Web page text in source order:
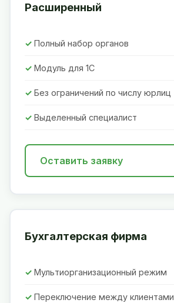
Расширенный
Полный набор органов
Модуль для 1С
Без ограничений по числу юрлиц
Выделенный специалист
Оставить заявку
Бухгалтерская фирма
Мультиорганизационный режим
Переключение между клиентами